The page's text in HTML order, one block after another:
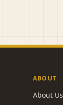
ABOUT
About Us